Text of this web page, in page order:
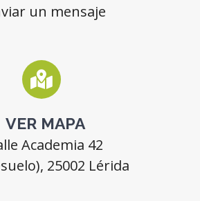
un mensaje
VER MAPA
Academia 42
25002 Lérida